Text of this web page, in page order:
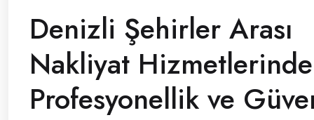
Denizli Şehirler Arası
Nakliyat Hizmetlerinde
Profesyonellik ve